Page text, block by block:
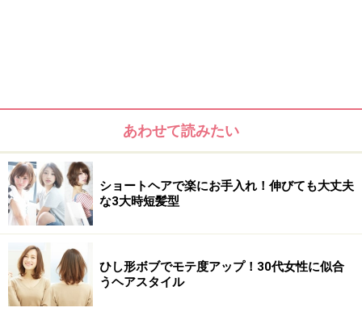
あわせて読みたい
ショートヘアで楽にお手入れ！伸びても大丈夫
な3大時短髪型
ひし形ボブでモテ度アップ！30代女性に似合
うヘアスタイル